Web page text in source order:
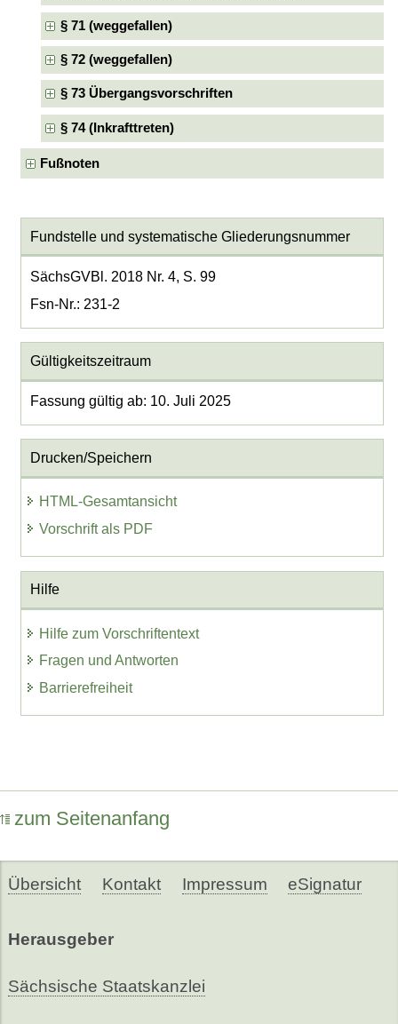
§ 71 (weggefallen)
§ 72 (weggefallen)
§ 73 Übergangsvorschriften
§ 74 (Inkrafttreten)
Fußnoten
Fundstelle und systematische Gliederungsnummer
SächsGVBl. 2018 Nr. 4, S. 99
Fsn-Nr.: 231-2
Gültigkeitszeitraum
Fassung gültig ab: 10. Juli 2025
Drucken/Speichern
HTML-Gesamtansicht
Vorschrift als PDF
Hilfe
Hilfe zum Vorschriftentext
Fragen und Antworten
Barrierefreiheit
zum Seitenanfang
Übersicht Kontakt Impressum eSignatur
Herausgeber
Sächsische Staatskanzlei